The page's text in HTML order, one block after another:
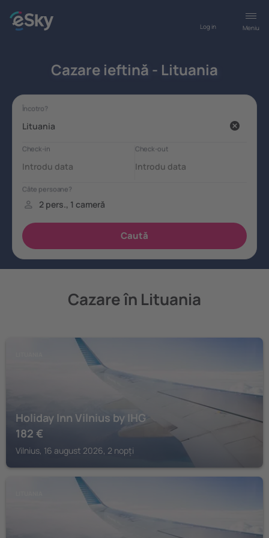
Meniu
Log in
Cazare ieftină - Lituania
Cazare în Lituania
Holiday Inn Vilnius by IHG
182 €
Vilnius, 16 august 2026, 2 nopți